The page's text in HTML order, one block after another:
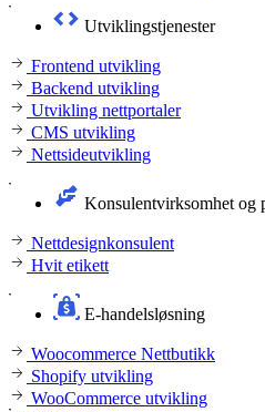
Utviklingstjenester
Frontend utvikling
Backend utvikling
Utvikling nettportaler
CMS utvikling
Nettsideutvikling
Konsulentvirksomhet og
Nettdesignkonsulent
Hvit etikett
E-handelsløsning
Woocommerce Nettbutikk
Shopify utvikling
WooCommerce utvikling